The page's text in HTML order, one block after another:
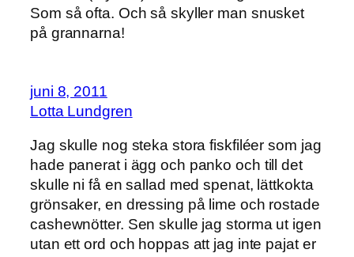
Som så ofta. Och så skyller man snusket
på grannarna!
juni 8, 2011
Lotta Lundgren
Jag skulle nog steka stora fiskfiléer som jag
hade panerat i ägg och panko och till det
skulle ni få en sallad med spenat, lättkokta
grönsaker, en dressing på lime och rostade
cashewnötter. Sen skulle jag storma ut igen
utan ett ord och hoppas att jag inte pajat er